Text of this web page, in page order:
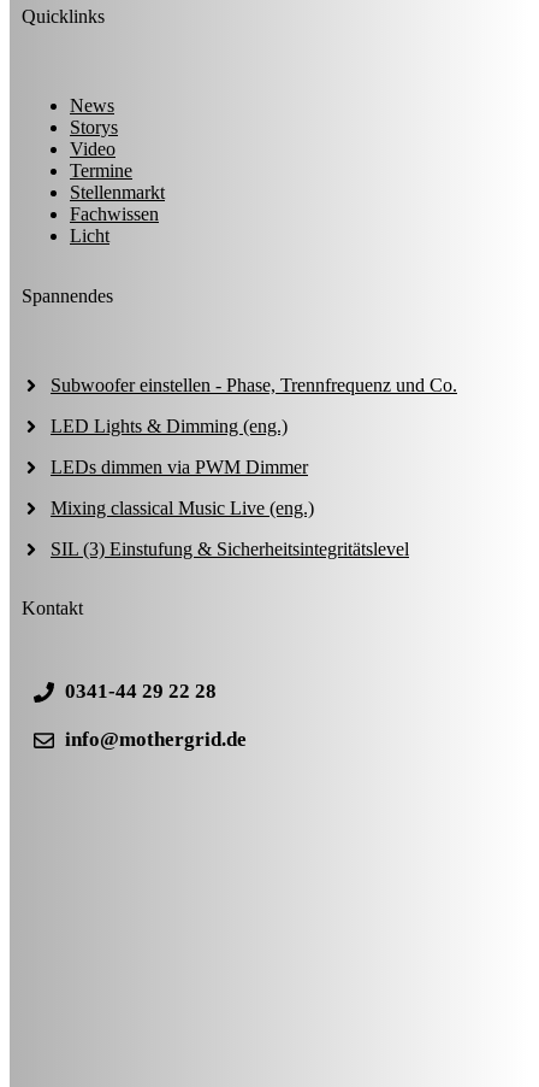
Quicklinks
News
Storys
Video
Termine
Stellenmarkt
Fachwissen
Licht
Spannendes
Subwoofer einstellen - Phase, Trennfrequenz und Co.
LED Lights & Dimming (eng.)
LEDs dimmen via PWM Dimmer
Mixing classical Music Live (eng.)
SIL (3) Einstufung & Sicherheitsintegritätslevel
Kontakt
0341-44 29 22 28
info@mothergrid.de